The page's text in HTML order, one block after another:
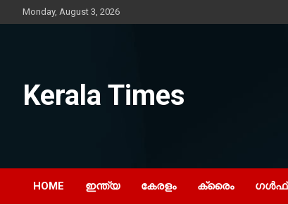
to
Monday, August 3, 2026
Kerala Times
HOME ഇന്ത്യ കേരളം ക്രൈം ഗൾഫ്